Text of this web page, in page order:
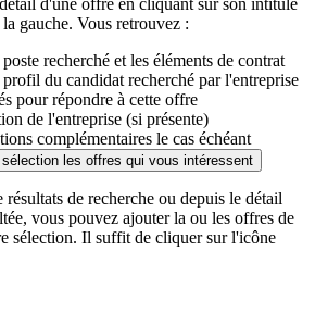
gauche. Vous retrouvez :
recherché et les éléments de contrat
du candidat recherché par l'entreprise
pour répondre à cette offre
de l'entreprise (si présente)
complémentaires le cas échéant
les offres qui vous intéressent
résultats de recherche ou depuis le détail
vous pouvez ajouter la ou les offres de
sélection. Il suffit de cliquer sur l'icône